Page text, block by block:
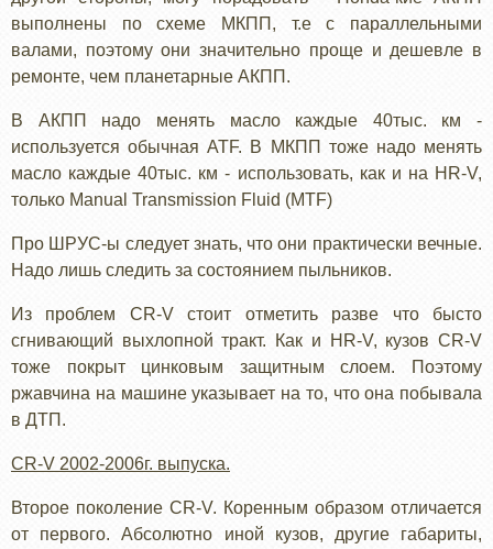
выполнены по схеме МКПП, т.е с параллельными
валами, поэтому они значительно проще и дешевле в
ремонте, чем планетарные АКПП.
В АКПП надо менять масло каждые 40тыс. км -
используется обычная ATF. В МКПП тоже надо менять
масло каждые 40тыс. км - использовать, как и на HR-V,
только Manual Transmission Fluid (MTF)
Про ШРУС-ы следует знать, что они практически вечные.
Надо лишь следить за состоянием пыльников.
Из проблем CR-V стоит отметить разве что бысто
сгнивающий выхлопной тракт. Как и HR-V, кузов CR-V
тоже покрыт цинковым защитным слоем. Поэтому
ржавчина на машине указывает на то, что она побывала
в ДТП.
CR-V 2002-2006г. выпуска.
Второе поколение CR-V. Коренным образом отличается
от первого. Абсолютно иной кузов, другие габариты,